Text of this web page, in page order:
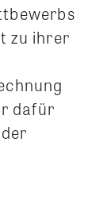
zu ihrer
dafür